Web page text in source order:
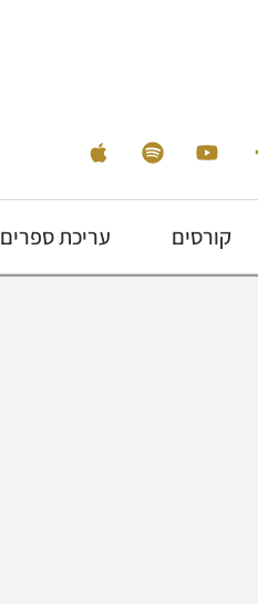
קורסים עריכת ספרים